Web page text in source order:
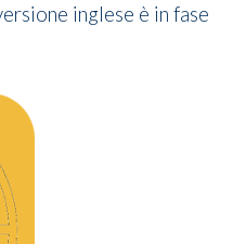
inglese è in fase